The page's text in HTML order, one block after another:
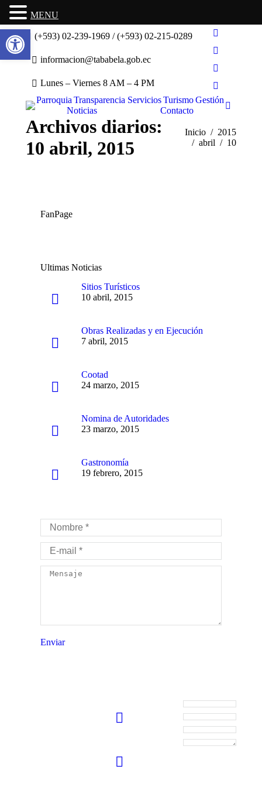
(+593) 02-239-1969 / (+593) 02-215-0289
informacion@tababela.gob.ec
Lunes – Viernes 8 AM – 4 PM
Facebook
Twitter
Pinterest
Instagram
Parroquia Transparencia Servicios Turismo Gestión
Noticias
Contacto
Buscar:
Archivos diarios:
10 abril, 2015
Estás aquí:
Inicio
2015
abril
10
FanPage
Ultimas Noticias
Sitios Turísticos
10 abril, 2015
Obras Realizadas y en Ejecución
7 abril, 2015
Cootad
24 marzo, 2015
Nomina de Autoridades
23 marzo, 2015
Gastronomía
19 febrero, 2015
Nombre *
E-mail *
Mensaje
Enviar
MENU
Abrir barra de herramientas